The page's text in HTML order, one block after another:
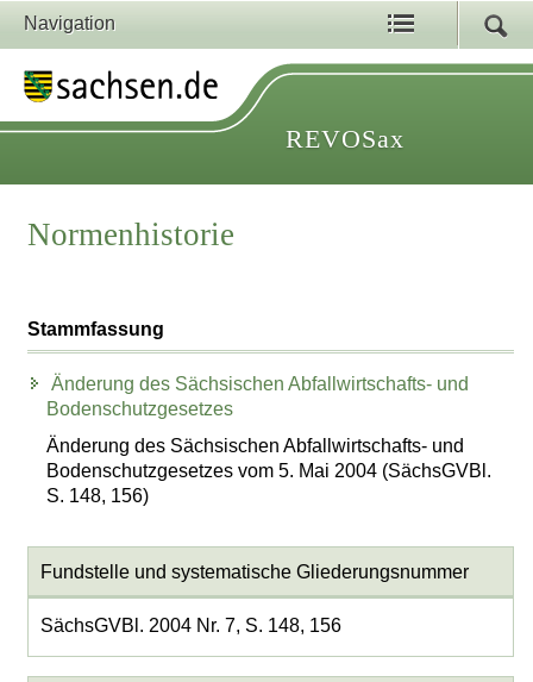
Navigation
REVOSax
Normenhistorie
Stammfassung
Änderung des Sächsischen Abfallwirtschafts- und
Bodenschutzgesetzes
Änderung des Sächsischen Abfallwirtschafts- und
Bodenschutzgesetzes vom 5. Mai 2004 (SächsGVBl.
S. 148, 156)
Fundstelle und systematische Gliederungsnummer
SächsGVBl. 2004 Nr. 7, S. 148, 156